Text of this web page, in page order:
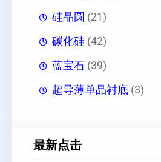
硅晶圆 (21)
碳化硅 (42)
蓝宝石 (39)
超导薄单晶衬底 (3)
最新点击